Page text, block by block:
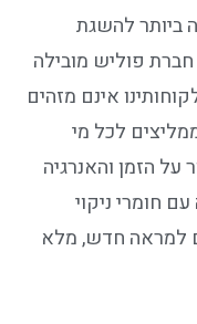
ביותר להשגת
פוליש מובילה
אינם מזהים
לכל מי
על הזמן והאנרגיה
חומרי ניקוי
למראה חדש, מלא